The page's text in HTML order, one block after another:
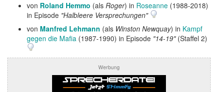
von Roland Hemmo (als Roger) in Roseanne (1988-2018)
in Episode "Halbleere Versprechungen"
von Manfred Lehmann (als Winston Newquay) in Kampf
gegen die Mafia (1987-1990) in Episode "14-19"(Staffel 2)
Werbung